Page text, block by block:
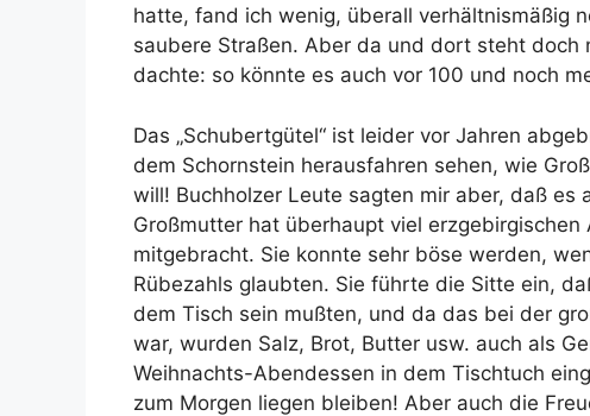
hatte, fand ich wenig, überall verhältnismäßig
saubere Straßen. Aber da und dort steht doch
dachte: so könnte es auch vor 100 und noch
Das „Schubertgütel“ ist leider vor Jahren
dem Schornstein herausfahren sehen, wie
will! Buchholzer Leute sagten mir aber, daß es
Großmutter hat überhaupt viel
mitgebracht. Sie konnte sehr böse werden,
Rübezahls glaubten. Sie führte die Sitte ein,
dem Tisch sein mußten, und da das bei der
war, wurden Salz, Brot, Butter usw. auch als
Weihnachts-Abendessen in dem Tischtuch
zum Morgen liegen bleiben! Aber auch die